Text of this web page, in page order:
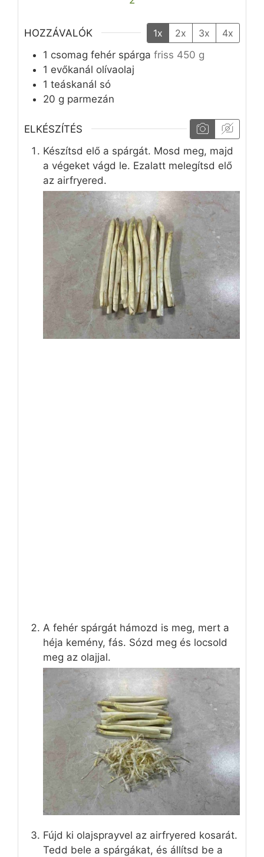
HOZZÁVALÓK 1x 2x 3x
4x
1 csomag fehér spárga friss 450 g
1 evőkanál olívaolaj
1 teáskanál só
20 g parmezán
ELKÉSZÍTÉS
Készítsd elő a spárgát. Mosd meg, majd
a végeket vágd le. Ezalatt melegítsd elő
az airfryered.
A fehér spárgát hámozd is meg, mert a
héja kemény, fás. Sózd meg és locsold
meg az olajjal.
Fújd ki olajsprayvel az airfryered kosarát.
Tedd bele a spárgákat, és állítsd be a